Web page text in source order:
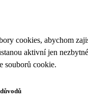
cookies, abychom
aktivní jen
souborů cookie.